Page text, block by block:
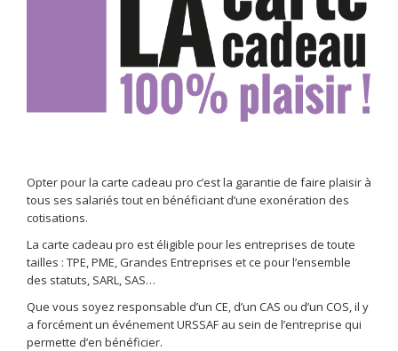
Opter pour la carte cadeau pro c’est la garantie de faire plaisir à
tous ses salariés tout en bénéficiant d’une exonération des
cotisations.
La carte cadeau pro est éligible pour les entreprises de toute
tailles : TPE, PME, Grandes Entreprises et ce pour l’ensemble
des statuts, SARL, SAS…
Que vous soyez responsable d’un CE, d’un CAS ou d’un COS, il y
a forcément un événement URSSAF au sein de l’entreprise qui
permette d’en bénéficier.